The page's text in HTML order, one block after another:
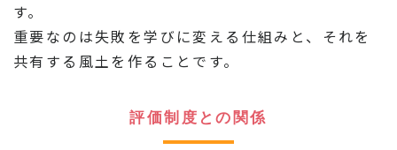
す。
重要なのは失敗を学びに変える仕組みと、それを
共有する風土を作ることです。
評価制度との関係